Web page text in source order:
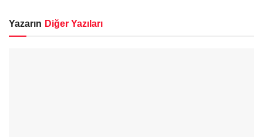
Yazarın Diğer Yazıları